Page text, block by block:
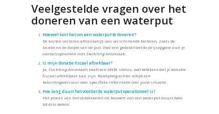
Veelgestelde vragen over het
doneren van een waterput
Hoeveel kost het om een waterput te doneren?
De kosten variëren afhankelijk van verschillende factoren, zoals de
locatie en de diepte van de put. Voor een gedetailleerde prijsopgave kun je
contact opnemen met Stichting Amanaah.
Is mijn donatie fiscaal aftrekbaar?
Ja, Stichting Amanaah heeft een ANBI-status, wat betekent dat je donatie
fiscaal aftrekbaar kan zijn. Raadpleeg echter altijd een
belastingadviseur voor specifieke informatie over jouw situatie.
Hoe lang duurt het voordat de waterput operationeel is?
Het proces van het ontwikkelen en bouwen van een waterput duurt twee
tot drie weken.